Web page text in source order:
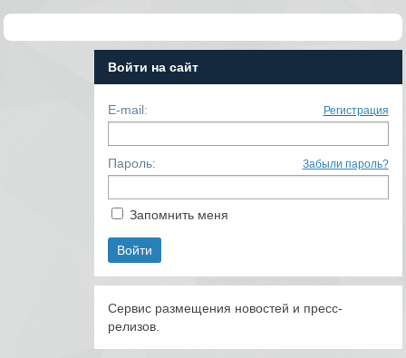
Войти на сайт
E-mail: Регистрация
Пароль: Забыли пароль?
Запомнить меня
Сервис размещения новостей и пресс-
релизов.